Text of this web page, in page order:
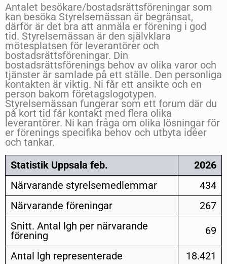
Antalet besökare/bostadsrättsföreningar som
kan besöka Styrelsemässan är begränsat,
därför är det bra att anmäla er förening i god
tid. Styrelsemässan är den självklara
mötesplatsen för leverantörer och
bostadsrättsföreningar. Din
bostadsrättsförenings behov av olika varor och
tjänster är samlade på ett ställe. Den personliga
kontakten är viktig. Ni får ett ansikte och en
person bakom företagslogotypen.
Styrelsemässan fungerar som ett forum där du
på kort tid får kontakt med flera olika
leverantörer. Ni kan fråga om olika lösningar för
er förenings specifika behov och utbyta idéer
och tankar.
Statistik Uppsala feb.
2026
Närvarande styrelsemedlemmar
434
Närvarande föreningar
267
Snitt. Antal lgh per närvarande
förening 69
Antal lgh representerade 18.421